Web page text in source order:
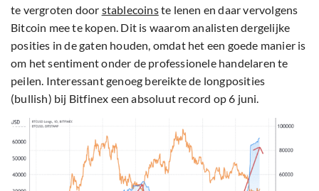
te vergroten door stablecoinste lenen en daar vervolgens
Bitcoin mee te kopen. Dit is waarom analisten dergelijke
posities in de gaten houden, omdat het een goede manier is
om het sentiment onder de professionele handelaren te
peilen. Interessant genoeg bereikte de longposities
(bullish) bij Bitfinex een absoluut record op 6 juni.